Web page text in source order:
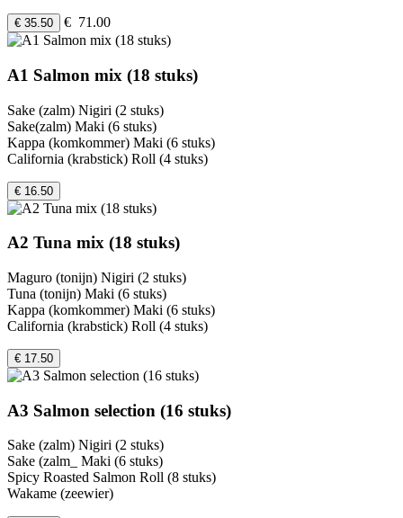
€ 35.50 € 71.00
A1 Salmon mix (18 stuks)
Sake (zalm) Nigiri (2 stuks)
Sake(zalm) Maki (6 stuks)
Kappa (komkommer) Maki (6 stuks)
California (krabstick) Roll (4 stuks)
€ 16.50
A2 Tuna mix (18 stuks)
Maguro (tonijn) Nigiri (2 stuks)
Tuna (tonijn) Maki (6 stuks)
Kappa (komkommer) Maki (6 stuks)
California (krabstick) Roll (4 stuks)
€ 17.50
A3 Salmon selection (16 stuks)
Sake (zalm) Nigiri (2 stuks)
Sake (zalm_ Maki (6 stuks)
Spicy Roasted Salmon Roll (8 stuks)
Wakame (zeewier)